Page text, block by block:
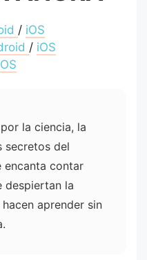
/ iOS
/ iOS
la ciencia, la
secretos del
encanta contar
despiertan la
aprender sin